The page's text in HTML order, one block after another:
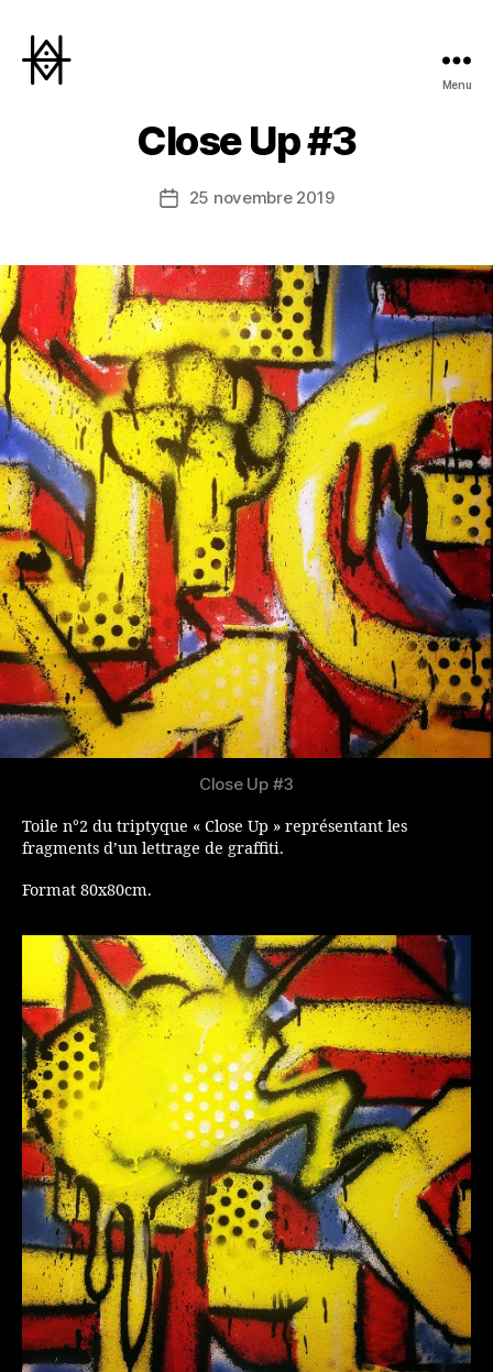
Menu
Close Up #3
Date25 novembre 2019
Close Up #3
Toile n°2 du triptyque « Close Up » représentant les
fragments d’un lettrage de graffiti.
Format 80x80cm.